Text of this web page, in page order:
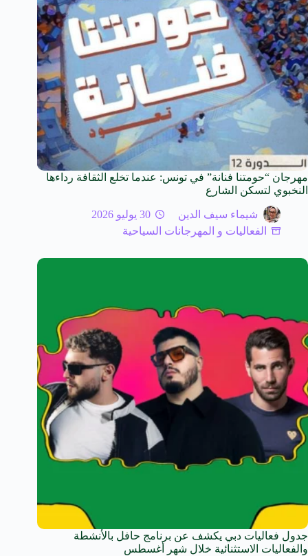
مهرجان “حومتنا فنانة” في تونس: عندما تخلع الثقافة رداءها
النخبوي لتسكن الشارع
شيماء سيف الدين
30 يوليو 2026
الفعاليات و المهرجانات السياحية
جدول فعاليات دبي يكشف عن برنامج حافل بالأنشطة
والفعاليات الاستثنائية خلال شهر أغسطس